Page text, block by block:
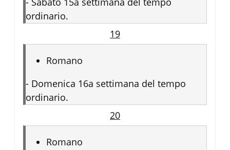
ordinario.
19
Romano
- Domenica 16a settimana del tempo
ordinario.
20
Romano